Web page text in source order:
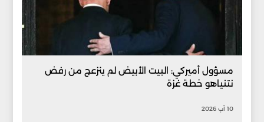
مسؤول أميركي: البيت الأبيض لم ينزعج من رفض
نتنياهو خطة غزة
10 آب 2026